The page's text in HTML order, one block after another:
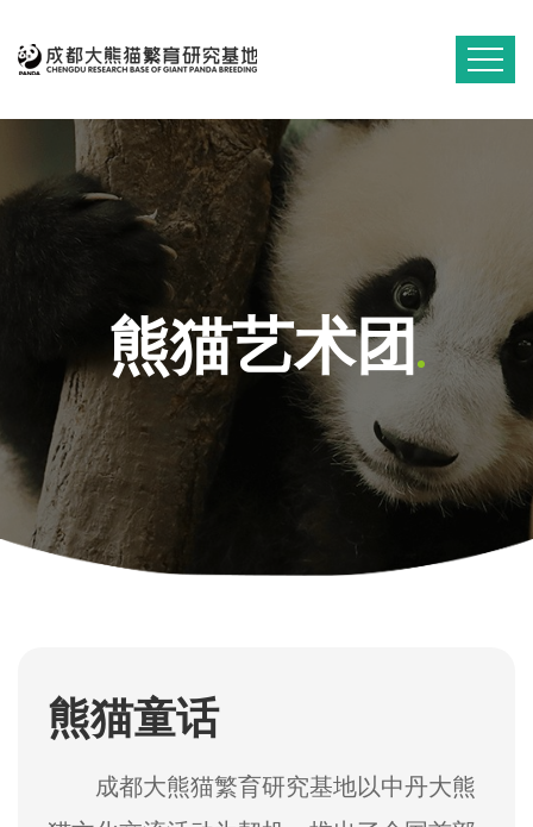
熊猫艺术团
熊猫童话
成都大熊猫繁育研究基地以中丹大熊